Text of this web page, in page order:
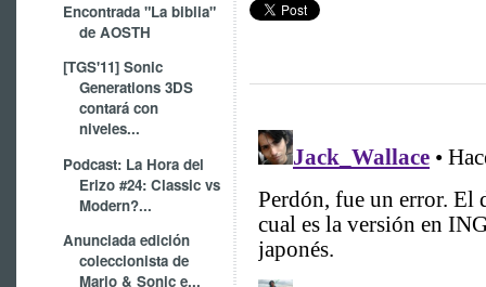
Encontrada "La biblia"
de AOSTH
[TGS'11] Sonic
Generations 3DS
contará con
niveles...
Podcast: La Hora del
Erizo #24: Classic vs
Modern?...
Anunciada edición
coleccionista de
Mario & Sonic e...